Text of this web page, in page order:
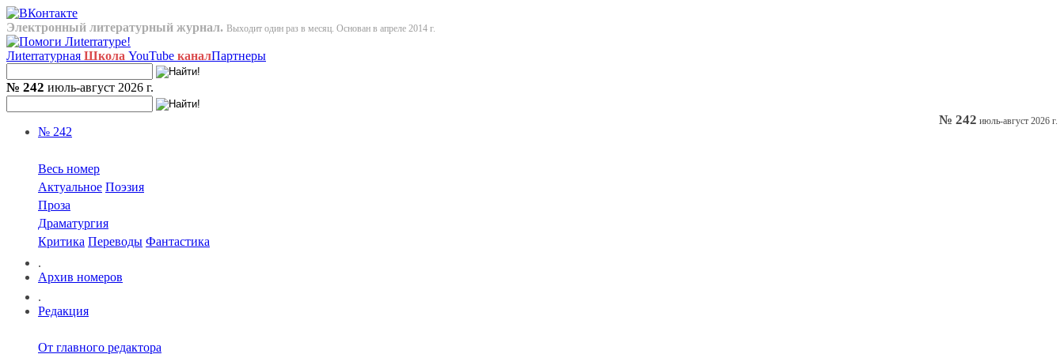
Электронный литературный журнал. Выходит один раз в месяц. Основан в апреле 2014 г.
Лиterraтурная Школа YouTube каналПартнеры
№ 242 июль-август 2026 г.
№ 242
Весь номер
Актуальное Поэзия
Проза
Драматургия
Критика Переводы Фантастика
.
Архив номеров
.
Редакция
От главного редактора
№ 242 июль-август 2026 г.